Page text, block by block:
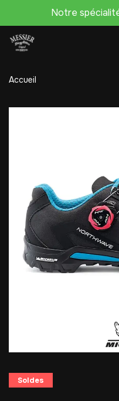
Notre
Accueil
Soldes